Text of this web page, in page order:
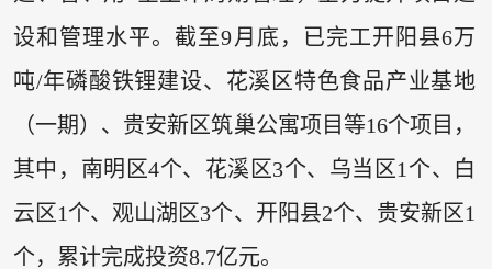
设和管理水平。截至9月底，已完工开阳县6万
吨/年磷酸铁锂建设、花溪区特色食品产业基地
（一期）、贵安新区筑巢公寓项目等16个项目，
其中，南明区4个、花溪区3个、乌当区1个、白
云区1个、观山湖区3个、开阳县2个、贵安新区1
个，累计完成投资8.7亿元。